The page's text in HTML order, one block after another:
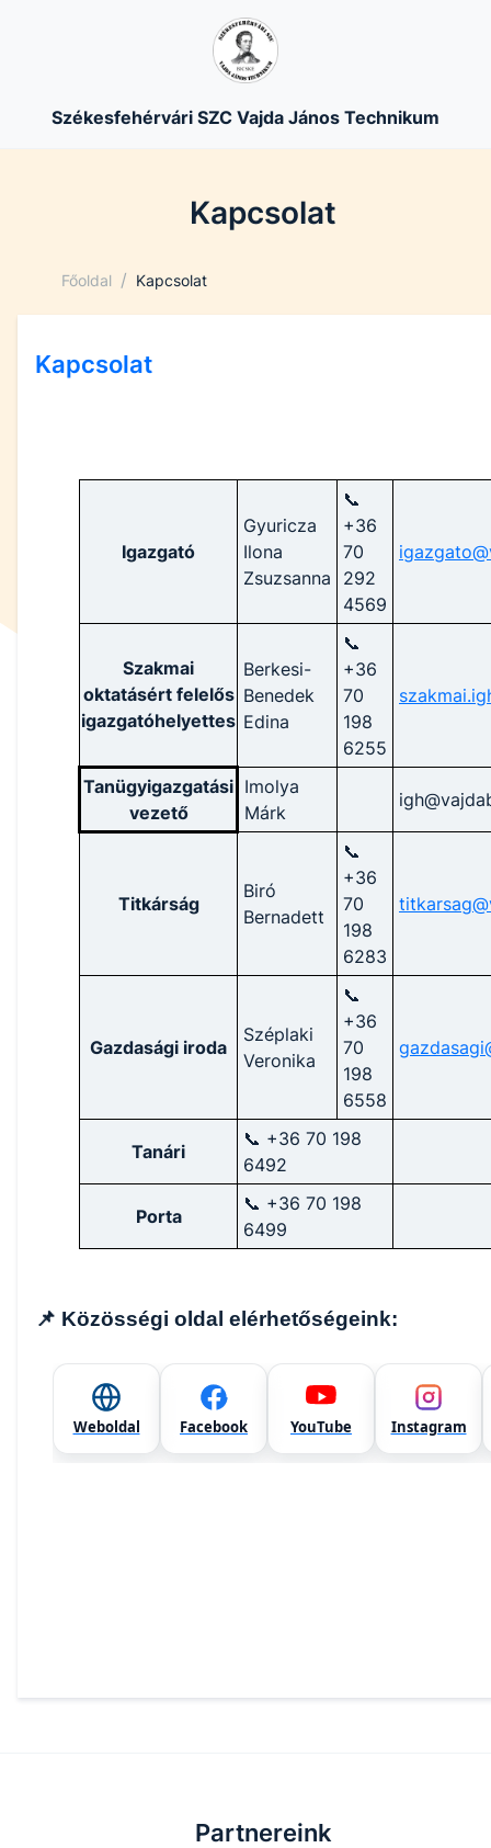
Székesfehérvári SZC Vajda János Technikum
Kapcsolat
Főoldal / Kapcsolat
Kapcsolat
Igazgató
Gyuricza
Ilona
Zsuzsanna
📞
+36
70
292
4569
Szakmai
oktatásért felelős
igazgatóhelyettes
Berkesi-
Benedek
Edina
📞
+36
70
198
6255
Tanügyigazgatási
vezető
Imolya
Márk
Titkárság
Biró
Bernadett
📞
+36
70
198
6283
Gazdasági iroda
Széplaki
Veronika
📞
+36
70
198
6558
Tanári
📞 +36 70 198
6492
Porta
📞 +36 70 198
6499
📌 Közösségi oldal elérhetőségeink:
Weboldal Facebook YouTube Instagram
Partnereink